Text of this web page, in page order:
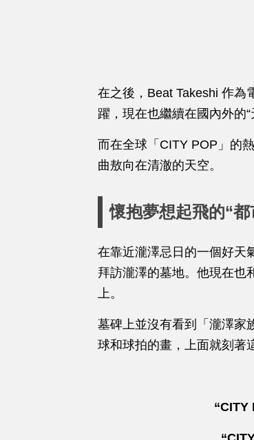
在之後，Beat Takeshi 作為
躍，現在也繼續在國內外的“
而在全球「CITY POP」的
曲敖向在清澈的天空。
懷抱夢想起飛的“都
在靠近瀧澤忌日的一個好天
拜訪瀧澤的墓地。他現在也
上。
墓碑上並沒有看到「瀧澤家
球和球拍的畫，上面就刻著